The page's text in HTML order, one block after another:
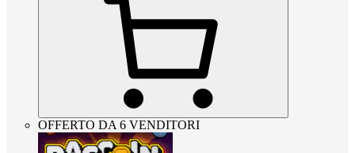
OFFERTO DA 6 VENDITORI